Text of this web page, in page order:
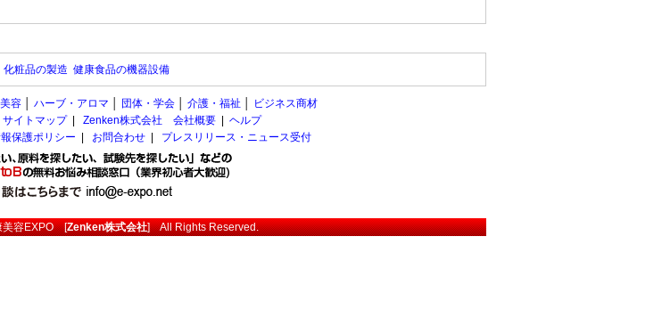
化粧品の製造 健康食品の機器設備
美容 ハーブ・アロマ 団体・学会 介護・福祉
ビジネス商材
サイトマップ| Zenken株式会社 会社概要
ヘルプ
保護ポリシー お問合わせ プレスリリース・ニュース受付
容EXPO[Zenken株式会社] All Rights Reserved.